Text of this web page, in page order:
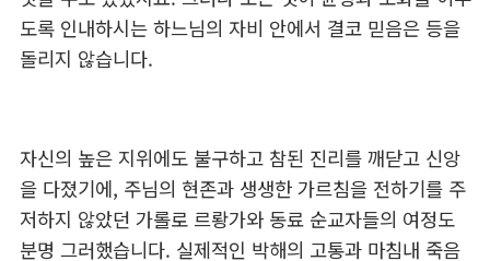
도록 인내하시는 하느님의 자비 안에서 결코 믿음은 등을
돌리지 않습니다.
자신의 높은 지위에도 불구하고 참된 진리를 깨닫고 신앙
을 다졌기에, 주님의 현존과 생생한 가르침을 전하기를 주
저하지 않았던 가롤로 르뢍가와 동료 순교자들의 여정도
분명 그러했습니다. 실제적인 박해의 고통과 마침내 죽음